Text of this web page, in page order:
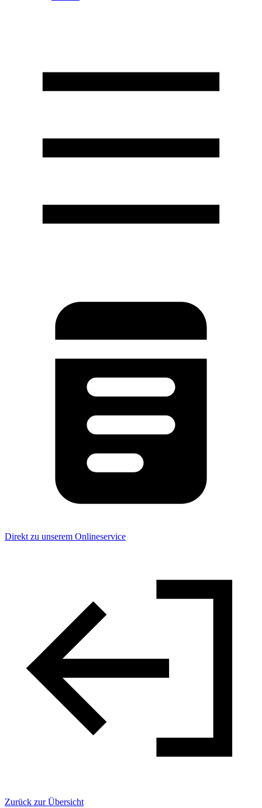
Direkt zu unserem Onlineservice
Zurück zur Übersicht